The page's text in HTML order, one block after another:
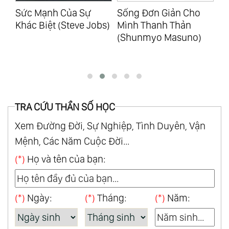
Sống Đơn Giản Cho
Mình Thanh Thản
Nuôi Con Không Phải
Là Cuộc Chiến -
Quyển 1 (Hachun
TRA CỨU THẦN SỐ HỌC
Xem Đường Đời, Sự Nghiệp, Tình Duyên, Vận
Mệnh, Các Năm Cuộc Đời...
(*) Họ và tên của bạn:
(*) Ngày: (*) Tháng: (*) Năm: